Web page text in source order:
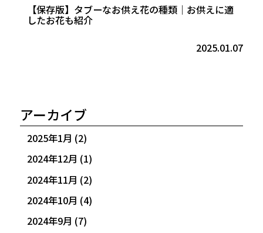
【保存版】タブーなお供え花の種類｜お供えに適
したお花も紹介
2025.01.07
アーカイブ
2025年1月 (2)
2024年12月 (1)
2024年11月 (2)
2024年10月 (4)
2024年9月 (7)